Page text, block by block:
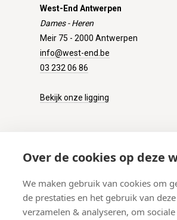
Over de cookies op deze
We maken gebruik van cookies om
de prestaties en het gebruik van
verzamelen & analyseren, om sociale
West-End Antwerpen
Dames - Heren
Meir 75 - 2000 Antwerpen
info@west-end.be
03 232 06 86
Bekijk onze ligging
Verzenden
Retourneren
Betalen